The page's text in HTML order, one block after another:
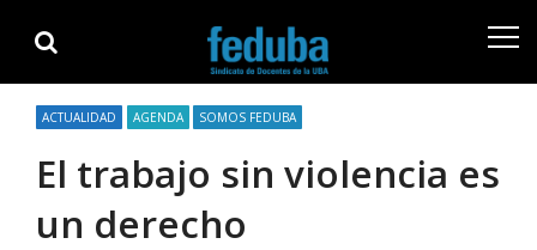
navigation
content
ACTUALIDAD AGENDA SOMOS FEDUBA
El trabajo sin violencia es
un derecho